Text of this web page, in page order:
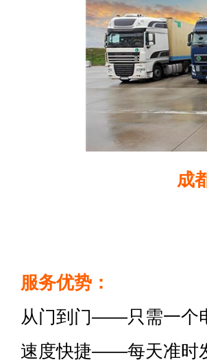
成
服务优势：
从门到门——只需一个
速度快捷——每天准时